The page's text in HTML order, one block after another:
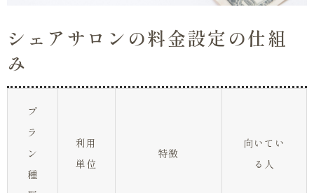
シェアサロンの料金設定の仕組
み
プ
ラ
ン
種
利用
単位
特徴
向いてい
る人